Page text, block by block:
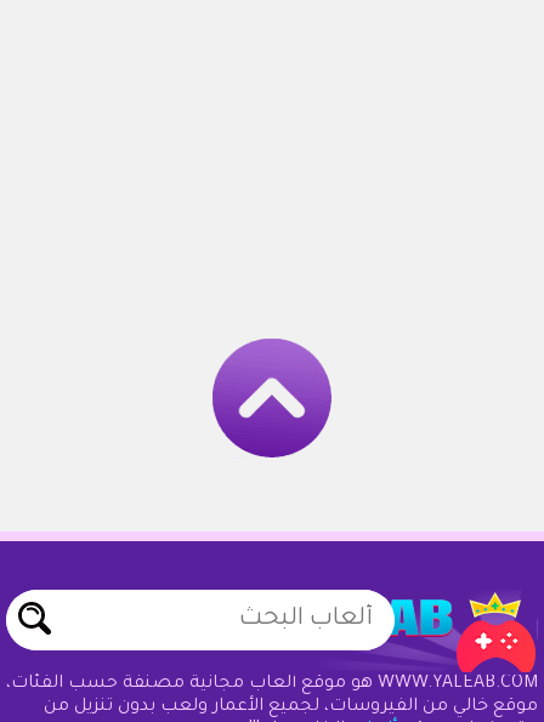
WWW.YALEAB.COM هو موقع ألعاب مجانية مصنفة حسب الفئات،
موقع خالي من الفيروسات، لجميع الأعمار ولعب بدون تنزيل من